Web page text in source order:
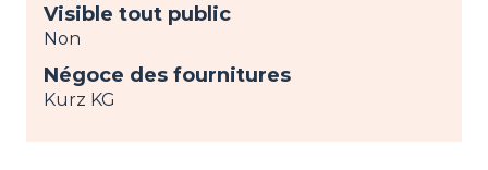
Visible tout public
Non
Négoce des fournitures
Kurz KG